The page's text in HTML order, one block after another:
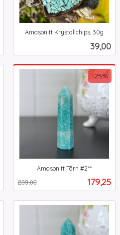
Amasonitt Krystallchips, 30g
Pris
39,00
Amasonitt Tårn #2**
Tilbud
179,25
239,00
-25%
mva.